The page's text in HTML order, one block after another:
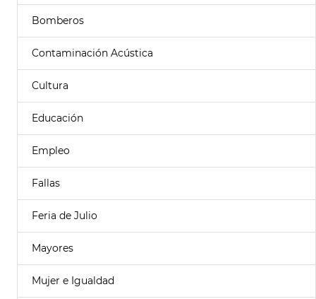
Bomberos
Contaminación Acústica
Cultura
Educación
Empleo
Fallas
Feria de Julio
Mayores
Mujer e Igualdad